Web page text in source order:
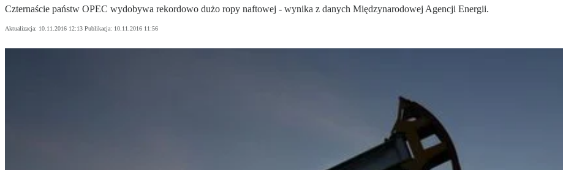
Czternaście państw OPEC wydobywa rekordowo dużo ropy naftowej - wynika z danych Międzynarodowej Agencji Energii.
Aktualizacja: 10.11.2016 12:13 Publikacja: 10.11.2016 11:56